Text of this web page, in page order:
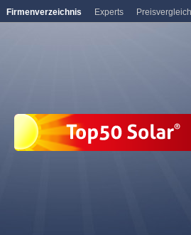
Firmenverzeichnis Experts Preisvergleich